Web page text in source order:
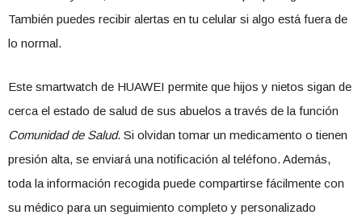
También puedes recibir alertas en tu celular si algo está fuera de
lo normal.
Este smartwatch de HUAWEI permite que hijos y nietos sigan de
cerca el estado de salud de sus abuelos a través de la función
Comunidad de Salud. Si olvidan tomar un medicamento o tienen
presión alta, se enviará una notificación al teléfono. Además,
toda la información recogida puede compartirse fácilmente con
su médico para un seguimiento completo y personalizado